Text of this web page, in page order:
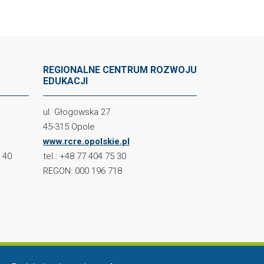
40
REGIONALNE CENTRUM ROZWOJU
EDUKACJI
ul. Głogowska 27
45-315 Opole
www.rcre.opolskie.pl
tel.: +48 77 404 75 30
REGON: 000 196 718